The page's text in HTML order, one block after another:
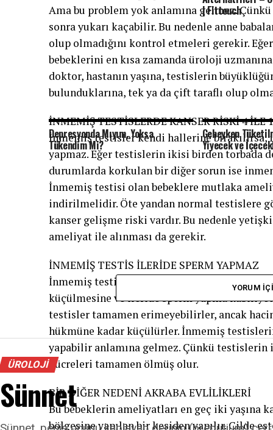
Ama bu problem yok anlamına gelmez.
sonra yukarı kaçabilir. Bu nedenle anne
olup olmadığını kontrol etmeleri gerekir.
bebeklerini en kısa zamanda üroloji
doktor, hastanın yaşına, testislerin
bulunduklarına, tek ya da çift taraflı olup
İNMEMİŞ TESTİSLERDE KANSER RİSKİ 4 İLE
İnmemiş testisler kendi hallerine
yapmaz. Eğer testislerin ikisi birden torbada
durumlarda korkulan bir diğer sorun ise
İnmemiş testisi olan bebeklere mutlaka
indirilmelidir. Öte yandan normal testislere
kanser gelişme riski vardır. Bu nedenle
ameliyat ile alınması da gerekir.
İNMEMİŞ TESTİS İLERİDE SPERM YAPMAZ
İnmemiş testisleri olan bebeklerde ameliyat
küçülmesine ve ileride sperm yapma
testisler tamamen erimeyebilirler, ancak
hükmüne kadar küçülürler. İnmemiş
yapabilir anlamına gelmez. Çünkü
hücreleri tamamen ölmüş olur.
BİR DİĞER NEDENİ AKRABA EVLİLİKLERİ
Bu bebeklerin ameliyatları en geç iki yaşına
bölgesine yapılan bir kesiden yapılır. Cilde
| Fittouch
Depresyonda Mıyım, Yoksa
Tükendim Mi?
Gebeyken
Yiyecek ve
YORUM
ÜROLOJI
Sünnet